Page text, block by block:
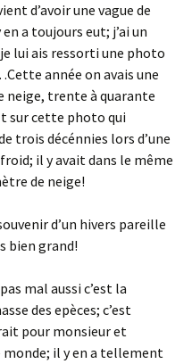
d’avoir une vague de
a toujours eut; j’ai un
lui ais ressorti une photo
année on avais une
neige, trente à quarante
cette photo qui
trois décénnies lors d’une
il y avait dans le même
de neige!
d’un hivers pareille
bien grand!
mal aussi c’est la
des epèces; c’est
pour monsieur et
monde; il y en a tellement